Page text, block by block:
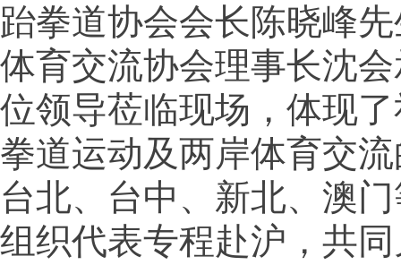
跆拳道协会会长陈晓峰
体育交流协会理事长沈
位领导莅临现场，体现
拳道运动及两岸体育交
台北、台中、新北、澳
组织代表专程赴沪，共